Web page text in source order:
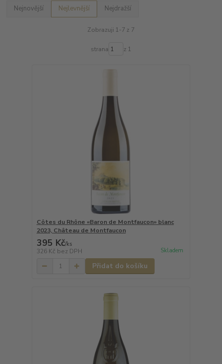
Nejnovější Nejlevnější Nejdražší
Zobrazuji 1-7 z 7
strana z 1
Côtes du Rhône «Baron de Montfaucon» blanc
2023, Château de Montfaucon
395 Kč/ks
326 Kč bez DPH Skladem
Přidat do košíku